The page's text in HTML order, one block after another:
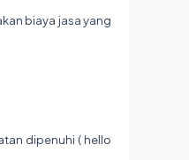
biaya jasa yang
dipenuhi ( hello